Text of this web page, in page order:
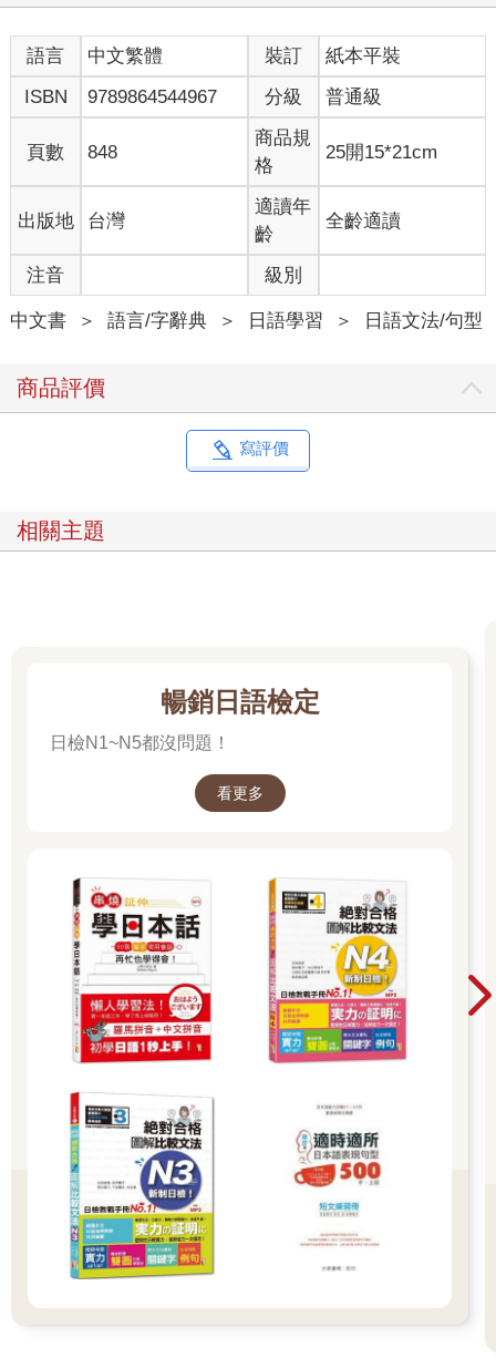
な人」，用中文來思考時都沒什麼兩樣，但日語中，該在什麼場
合下用哪種講法有細節上的不同，說給日本人聽時，有時候弄錯
可是會貽笑大方。
如果你是日語進階的學習者，對於以上的例子有「我分不清
楚」的心虛感，你一定要看本書，讓學習同好及日本人刮目相
看。如果本身已經是日語高手，看完本書後，也會改變你對日語
的使用概念。初學者在你打基本文法的基礎時，也可以閱讀本
書，加強學習，從學習之初便釐清日語的觀念。
★ 教過眾多華語學生的日籍日語教師，完全剖析「華語母語學
生」最搞不清楚的日語細微差異
作者市川保子女士在教授日語時，經常觀察中文母語學生，
句話說，本書可說是為了華人量身訂做，用日語精準「表達意
圖」的分析書。真正要用日語表達時，每講一句話，必須考慮到
(1) 表達的是主觀的想法（個人的情緒或判斷），或是客觀的事
(2) 選擇以口語或是以書面語的方式表達。
(3) 說話時的禮貌程度。
例如以下的句子是學日語的人常常感到困惑的：
b 阿蘇山へ行くといいですよ。
c 阿蘇山へ行けばいいですよ。
上述 a,b,c 提出建議的句子，差異處在於「たらいい、といい、ば
いい」，一旦譯成了中文，都是「可以去阿蘇山看看喔！」因此
學習者常常會以中文的思維，自由的選句子使用，但其實不同的
句子在日本人的耳中會產生不一樣的感受…。首先「たらいい」
是最口語、一般的使用方法，它表現出說話者當下想到的建議，
也就是想到什麼就建議什麼時使用；接著是「といい」，這個使
用上得小心，因為個人主觀判斷很強烈，會讓聽的人有「就是沒
有別的選項，這個建議必須要接受」的壓迫感；最後是「ばい
注意，因為「ばいい」可以用在很委婉有禮的句子，也可以用在
冷淡的句子裡。依場合不同，用錯句子會造成麻煩，所以學會在
正確的情境內準確表達自己意思的日語真的很重要，必需謹慎對
書中分成兩大篇，第Ⅰ篇同前說明，精準分析日語文法；第Ⅱ篇
為重點句型的匯整，透過本篇匯整的內容，可以將「平常應用」
及「日檢應考」的日語文法融會貫通，閱讀起來平易近人，容易
吸收。
語言 中文繁體 裝訂
紙本平裝
ISBN
9789864544967 分級 普通級
頁數 848
商品規
格
25開15*21cm
出版地 台灣
適讀年
齡
全齡適讀
注音 級別
中文書 ＞ 語言/字辭典 ＞ 日語學習 ＞ 日語文法/句型
商品評價
寫評價
相關主題
暢銷日語檢定
日檢N1~N5都沒問題！
看更多